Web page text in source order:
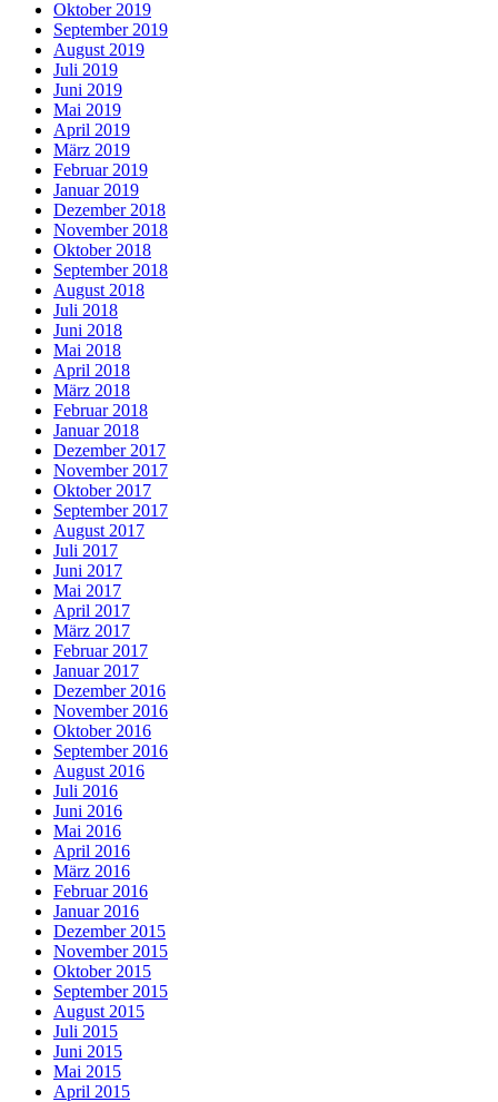
Oktober 2019
September 2019
August 2019
Juli 2019
Juni 2019
Mai 2019
April 2019
März 2019
Februar 2019
Januar 2019
Dezember 2018
November 2018
Oktober 2018
September 2018
August 2018
Juli 2018
Juni 2018
Mai 2018
April 2018
März 2018
Februar 2018
Januar 2018
Dezember 2017
November 2017
Oktober 2017
September 2017
August 2017
Juli 2017
Juni 2017
Mai 2017
April 2017
März 2017
Februar 2017
Januar 2017
Dezember 2016
November 2016
Oktober 2016
September 2016
August 2016
Juli 2016
Juni 2016
Mai 2016
April 2016
März 2016
Februar 2016
Januar 2016
Dezember 2015
November 2015
Oktober 2015
September 2015
August 2015
Juli 2015
Juni 2015
Mai 2015
April 2015